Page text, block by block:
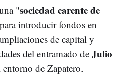
"sociedad carente de
introducir fondos en
de capital y
del entramado de Julio
de Zapatero.